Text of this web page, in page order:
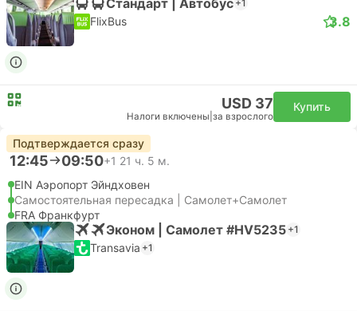
+1
FlixBus 3.8
USD 37
Налоги включены за взрослого
Купить
Подтверждается сразу
12:45 09:50+1 21 ч. 5 м.
EIN Аэропорт Эйндховен
Самостоятельная пересадка | Самолет+Самолет
FRA Франкфурт
Эконом | Самолет #HV5235 +1
Transavia +1